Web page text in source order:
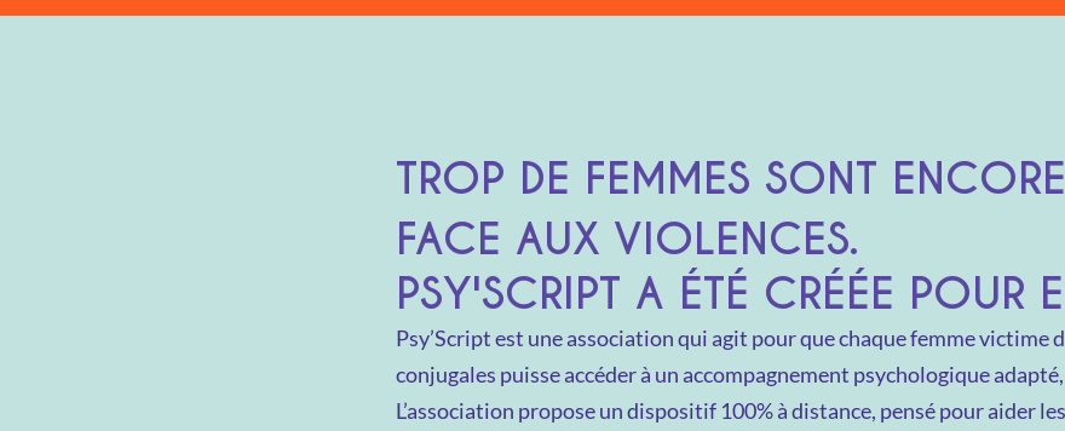
TROP DE FEMMES SONT
FACE AUX VIOLENCES.
PSY'SCRIPT A ÉTÉ CRÉÉE POUR
Psy’Script est une association qui agit pour que chaque femme victime
conjugales puisse accéder à un accompagnement psychologique
L’association propose un dispositif 100% à distance, pensé pour aider